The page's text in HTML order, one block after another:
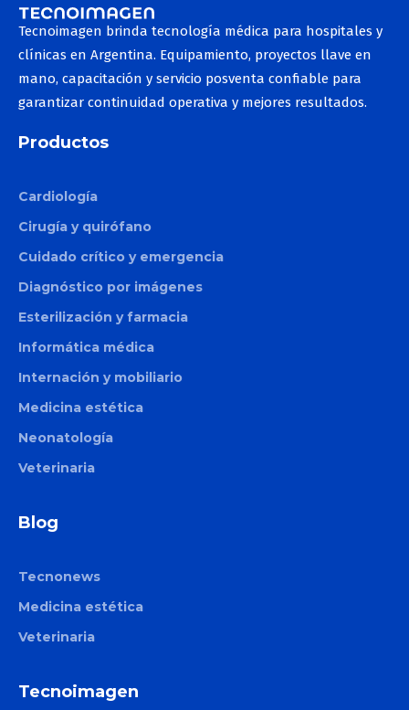
Tecnoimagen brinda tecnología médica para hospitales y
clínicas en Argentina. Equipamiento, proyectos llave en
mano, capacitación y servicio posventa confiable para
garantizar continuidad operativa y mejores resultados.
Productos
Cardiología
Cirugía y quirófano
Cuidado crítico y emergencia
Diagnóstico por imágenes
Esterilización y farmacia
Informática médica
Internación y mobiliario
Medicina estética
Neonatología
Veterinaria
Blog
Tecnonews
Medicina estética
Veterinaria
Tecnoimagen